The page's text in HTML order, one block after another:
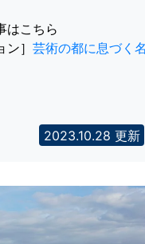
はこちら
］ 芸術の都に息づく名
2023.10.28 更新